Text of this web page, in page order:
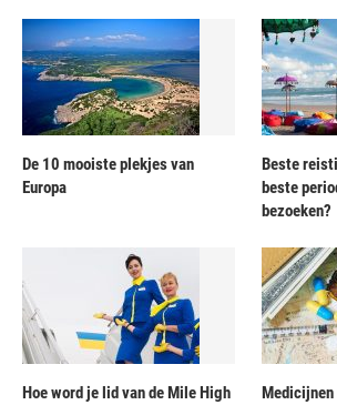
De 10 mooiste plekjes van
Europa
Beste
beste
bezoeken?
Hoe word je lid van de Mile High